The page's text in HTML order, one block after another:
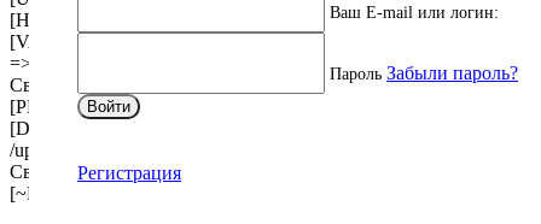
[HINT] => [~NAME] => Документы [~DEFAULT_VALUE] =>
[VALUE_ENUM] => [VALUE_XML_ID] => [VALUE_SORT]
=> [VALUE] => Array ( [0] => /upload/manuals/
Светодиодные_лампы_ФОТОН_инструкция.pdf )
[PROPERTY_VALUE_ID] => Array ( [0] => 10319291 )
[DESCRIPTION] => Array ( [0] => ) [~VALUE] => Array ( [0] =>
/upload/manuals/
Светодиодные_лампы_ФОТОН_инструкция.pdf )
[~DESCRIPTION] => Array ( [0] => ) )
Ваш E-mail или логин:
Пароль Забыли пароль?
Войти
Регистрация